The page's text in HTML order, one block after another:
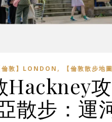
倫敦】LONDON , 【倫敦散步地圖
Hackney
散步：運